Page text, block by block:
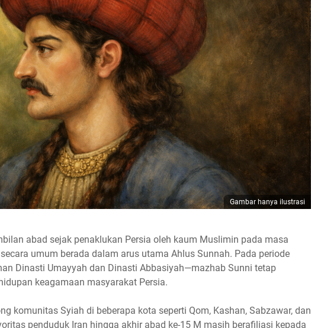
Gambar hanya ilustrasi
abad sejak penaklukan Persia oleh kaum Muslimin pada masa
umum berada dalam arus utama Ahlus Sunnah. Pada periode
Dinasti Umayyah dan Dinasti Abbasiyah—mazhab Sunni tetap
keagamaan masyarakat Persia.
komunitas Syiah di beberapa kota seperti Qom, Kashan, Sabzawar, dan
penduduk Iran hingga akhir abad ke-15 M masih berafiliasi kepada